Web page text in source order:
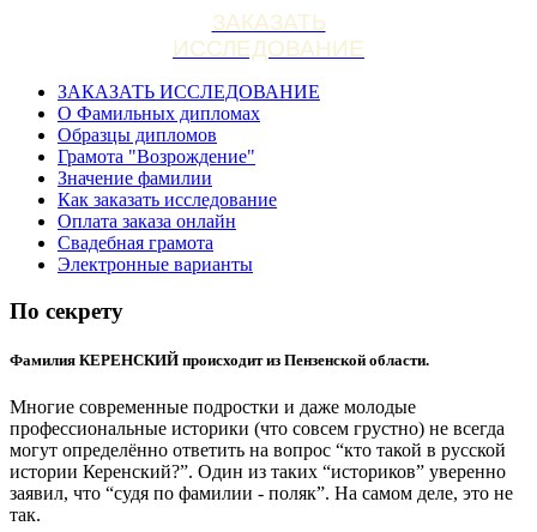
ЗАКАЗАТЬ
ИССЛЕДОВАНИЕ
ЗАКАЗАТЬ ИССЛЕДОВАНИЕ
О Фамильных дипломах
Образцы дипломов
Грамота "Возрождение"
Значение фамилии
Как заказать исследование
Оплата заказа онлайн
Свадебная грамота
Электронные варианты
По секрету
Фамилия КЕРЕНСКИЙ происходит из Пензенской области.
Многие современные подростки и даже молодые
профессиональные историки (что совсем грустно) не всегда
могут определённо ответить на вопрос “кто такой в русской
истории Керенский?”. Один из таких “историков” уверенно
заявил, что “судя по фамилии - поляк”. На самом деле, это не
так.